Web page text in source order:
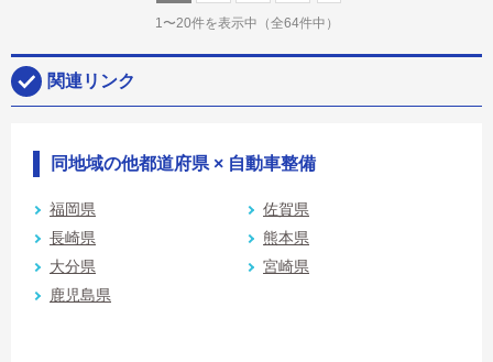
1〜20件を表示中 （全64件中）
関連リンク
同地域の他都道府県 × 自動車整備
福岡県
佐賀県
長崎県
熊本県
大分県
宮崎県
鹿児島県